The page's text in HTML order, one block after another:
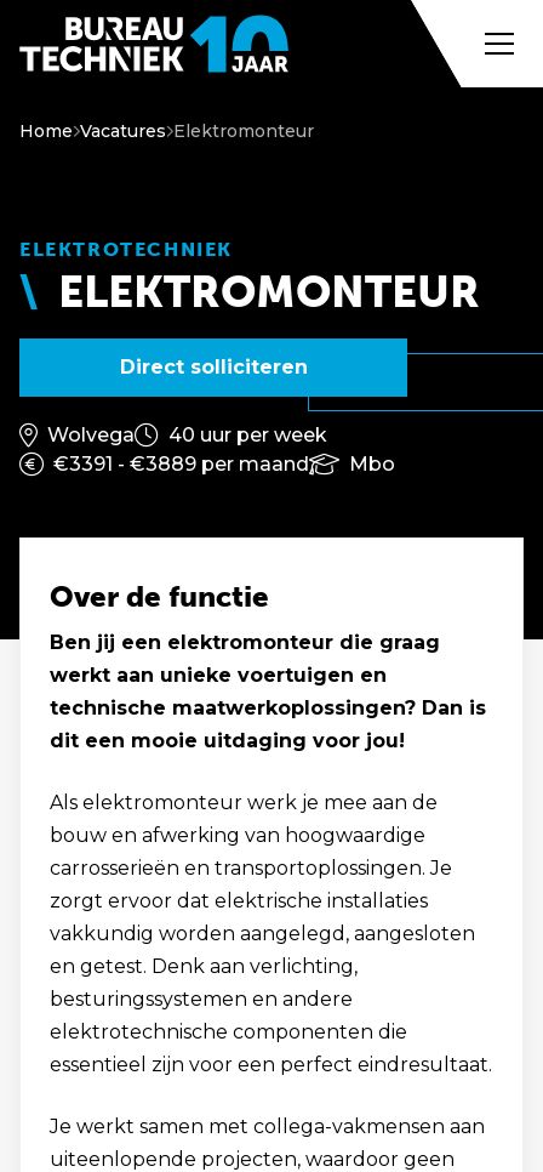
Home Vacatures Elektromonteur
ELEKTROTECHNIEK
ELEKTROMONTEUR
Direct solliciteren
Wolvega
40 uur per week
€3391 - €3889 per maand
Mbo
Over de functie
Ben jij een elektromonteur die graag
werkt aan unieke voertuigen en
technische maatwerkoplossingen? Dan is
dit een mooie uitdaging voor jou!
Als elektromonteur werk je mee aan de
bouw en afwerking van hoogwaardige
carrosserieën en transportoplossingen. Je
zorgt ervoor dat elektrische installaties
vakkundig worden aangelegd, aangesloten
en getest. Denk aan verlichting,
besturingssystemen en andere
elektrotechnische componenten die
essentieel zijn voor een perfect eindresultaat.
Je werkt samen met collega-vakmensen aan
uiteenlopende projecten, waardoor geen